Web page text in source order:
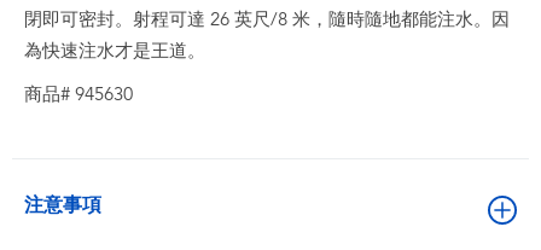
閉即可密封。射程可達 26 英尺/8 米，隨時隨地都能注水。因
為快速注水才是王道。
商品# 945630
注意事項